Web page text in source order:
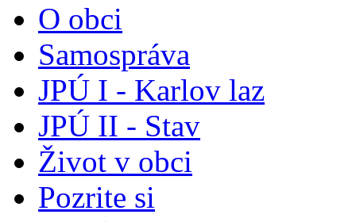
O obci
Samospráva
JPÚ I - Karlov laz
JPÚ II - Stav
Život v obci
Pozrite si